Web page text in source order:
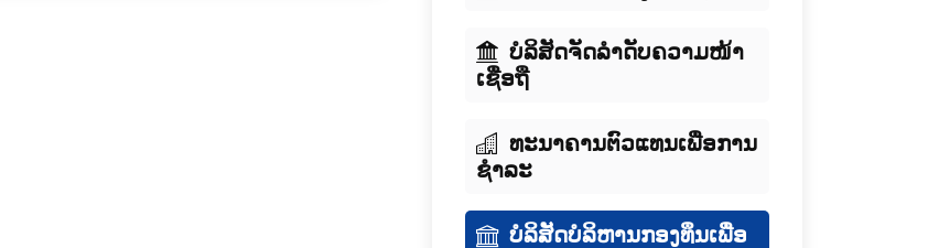
ບໍລິສັດຈັດລໍາດັບຄວາມໜ້າ
ເຊື່ອຖື
ທະນາຄານຕົວແທນເພື່ອການ
ຊໍາລະ
ບໍລິສັດບໍລິຫານກອງທຶນເພື່ອ